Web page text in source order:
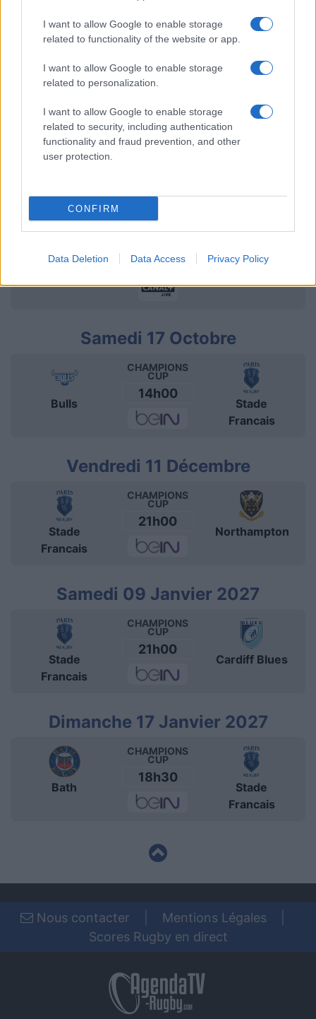
I want to allow Google to enable storage
related to functionality of the website or app.
I want to allow Google to enable storage
related to personalization.
I want to allow Google to enable storage
related to security, including authentication
functionality and fraud prevention, and other
user protection.
CONFIRM
Data Deletion Data Access Privacy Policy
Samedi 26 Septembre
Stade
Francais
TOP 14
Lyon OU
Samedi 03 Octobre
Bayonne
TOP 14
Stade
Samedi 17 Octobre
Bulls
CHAMPIONS
CUP
14h00
Stade
Francais
Vendredi 11 Décembre
Stade
Francais
CHAMPIONS
CUP
21h00
Northampton
Samedi 09 Janvier 2027
Stade
Francais
CHAMPIONS
CUP
21h00
Cardiff Blues
Dimanche 17 Janvier 2027
Bath
CHAMPIONS
CUP
18h30
Stade
Francais
Nous contacter Mentions Légales
Scores Rugby en direct